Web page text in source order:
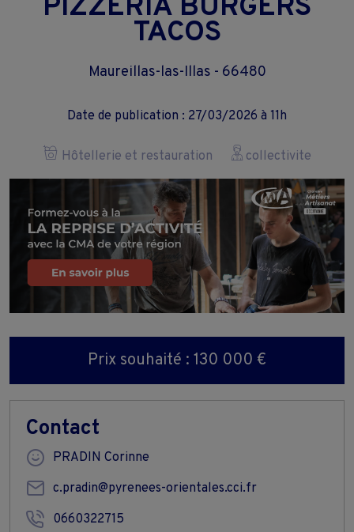
PIZZERIA BURGERS
TACOS
Maureillas-las-Illas - 66480
Date de publication : 27/03/2026 à 11h
Hôtellerie et restauration collectivite
Prix souhaité : 130 000 €
Contact
PRADIN Corinne
c.pradin@pyrenees-orientales.cci.fr
0660322715